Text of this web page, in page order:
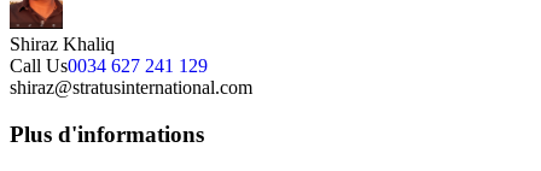
Shiraz Khaliq
Call Us0034 627 241 129
shiraz@stratusinternational.com
Plus d'informations